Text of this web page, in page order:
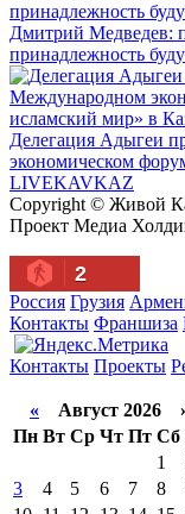
Дмитрий Медведев:
принадлежность
Делегация Адыгеи
экономическом
LIVEKAVKAZ
Copyright © Живой
Проект Медиа
2
Россия Грузия
Контакты Франшиза
Контакты Проекты
« Август 2026
Пн Вт Ср Чт Пт Сб
1
3
4 5 6 7 8